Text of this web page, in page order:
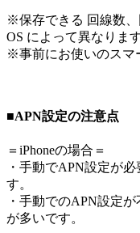
※保存できる 回線数
OS によって異なります
※事前にお使いのスマ
■APN設定の注意点
＝iPhoneの場合＝
・手動でAPN設定が
す。
・手動でのAPN設定
が多いです。